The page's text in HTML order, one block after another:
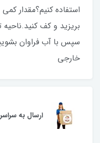
استفاده کنیم؟مقدار
بریزید و کف
سپس با آب فراوان
خارجی
ارسال به